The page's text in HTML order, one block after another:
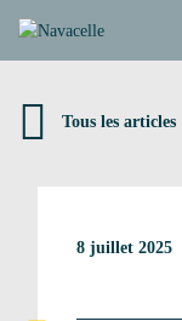
Tous les articles
8 juillet 2025